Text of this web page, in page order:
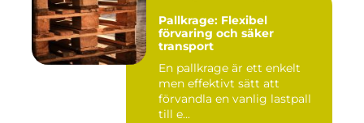
Pallkrage: Flexibel
förvaring och säker
transport
En pallkrage är ett enkelt
men effektivt sätt att
förvandla en vanlig lastpall
till e...